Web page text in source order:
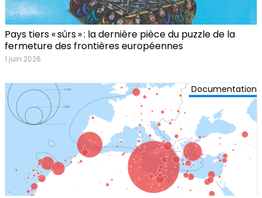
Pays tiers « sûrs » : la dernière pièce du puzzle de la
fermeture des frontières européennes
1 juin 2026
Documentation